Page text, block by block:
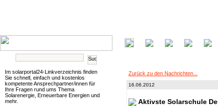
Im solarportal24-Linkverzeichnis finden
Sie schnell, einfach und kostenlos
kompetente Ansprechpartner/innen für
Ihre Fragen rund ums Thema
Solarenergie, Erneuerbare Energien und
mehr.
Zurück zu den Nachrichten...
16.06.2012
Aktivste Solarschule